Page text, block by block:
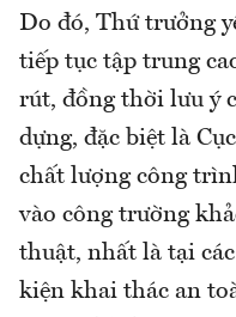
Do đó, Thứ trưởng
tiếp tục tập trung
rút, đồng thời lưu ý
dựng, đặc biệt là
chất lượng công
vào công trường
thuật, nhất là tại
kiện khai thác an